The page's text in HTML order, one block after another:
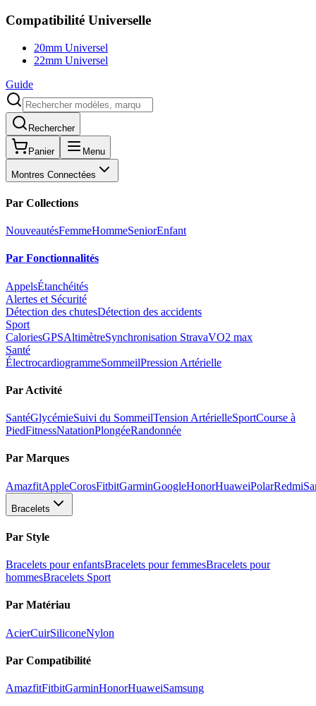
Compatibilité Universelle
20mm Universel
22mm Universel
Guide
Rechercher
Panier Menu
Montres Connectées
Par Collections
NouveautésFemmeHommeSeniorEnfant
Par Fonctionnalités
AppelsÉtanchéités
Alertes et Sécurité
Détection des chutesDétection des accidents
Sport
CaloriesGPSAltimètreSynchronisation StravaVO2 max
Santé
ÉlectrocardiogrammeSommeilPression Artérielle
Par Activité
SantéGlycémieSuivi du SommeilTension ArtérielleSportCourse à
PiedFitnessNatationPlongéeRandonnée
Par Marques
AmazfitAppleCorosFitbitGarminGoogleHonorHuaweiPolarRedmi
Bracelets
Par Style
Bracelets pour enfantsBracelets pour femmesBracelets pour
hommesBracelets Sport
Par Matériau
AcierCuirSiliconeNylon
Par Compatibilité
AmazfitFitbitGarminHonorHuaweiSamsung